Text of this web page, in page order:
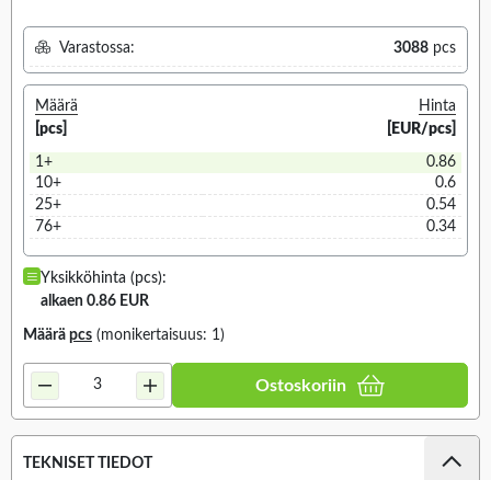
Varastossa: 3088 pcs
Määrä
[pcs]
Hinta
[EUR/pcs]
1+
0.86
10+
0.6
25+
0.54
76+
0.34
Yksikköhinta (pcs):
alkaen 0.86 EUR
Määrä pcs (monikertaisuus: 1)
Ostoskoriin
TEKNISET TIEDOT